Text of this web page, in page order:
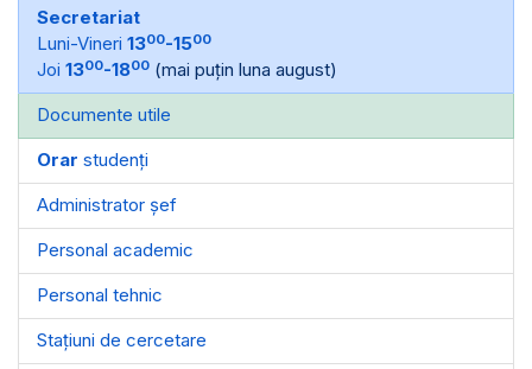
Secretariat
Luni-Vineri 1300-1500
Joi 1300-1800 (mai puțin luna august)
Documente utile
Orar studenți
Administrator șef
Personal academic
Personal tehnic
Stațiuni de cercetare